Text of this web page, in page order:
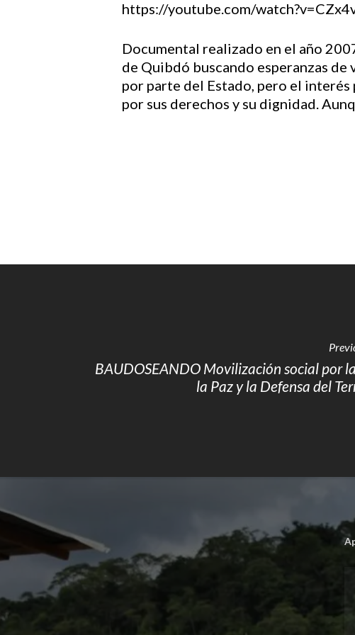
Hit enter to search or ESC to close
https://youtube.com/
Documental realizado en el año
de Quibdó buscando esperanzas
por parte del Estado, pero el
por sus derechos y su dignidad.
BAUDOSEANDO Movilización social por
la Paz y la Defensa del